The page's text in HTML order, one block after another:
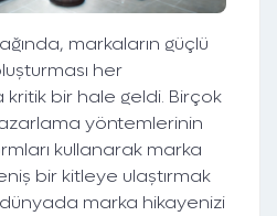
markaların güçlü
her
bir hale geldi. Birçok
yöntemlerinin
kullanarak marka
bir kitleye ulaştırmak
marka hikayenizi